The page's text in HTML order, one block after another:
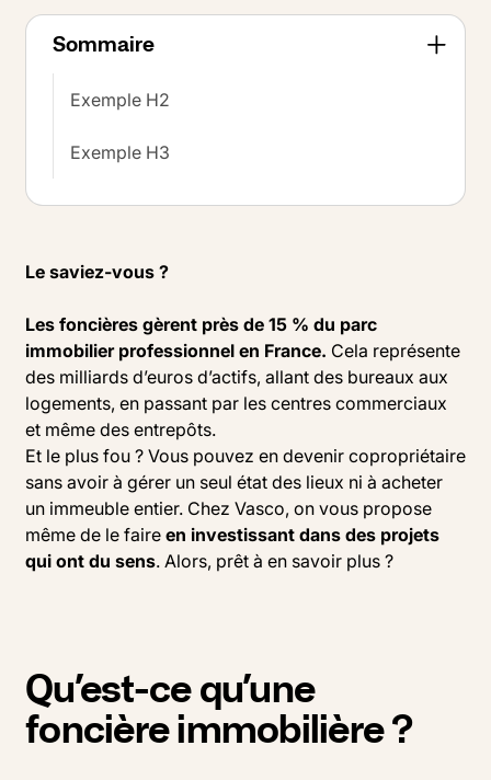
Sommaire
Exemple H2
Exemple H3
Le saviez-vous ?
Les foncières gèrent près de 15 % du parc
immobilier professionnel en France. Cela représente
des milliards d’euros d’actifs, allant des bureaux aux
logements, en passant par les centres commerciaux
et même des entrepôts.
Et le plus fou ? Vous pouvez en devenir copropriétaire
sans avoir à gérer un seul état des lieux ni à acheter
un immeuble entier. Chez Vasco, on vous propose
même de le faire en investissant dans des projets
qui ont du sens. Alors, prêt à en savoir plus ?
Qu’est-ce qu’une
foncière immobilière ?